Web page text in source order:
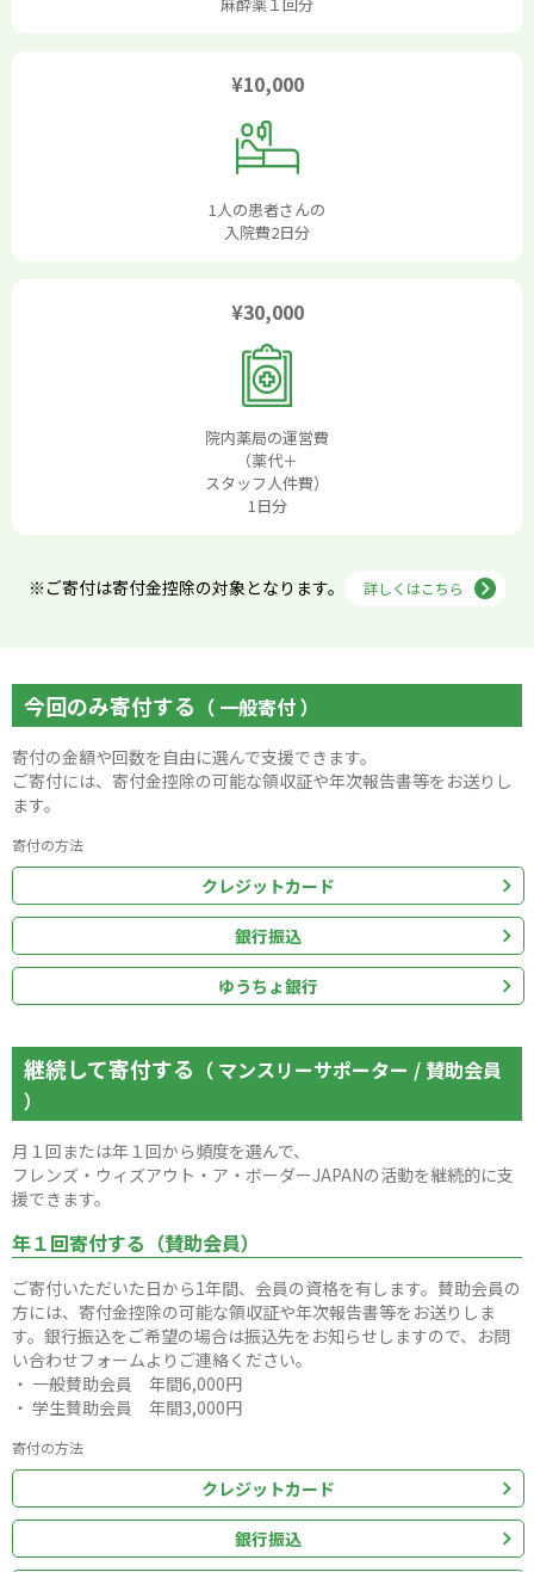
¥10,000
1人の患者さんの
入院費2日分
¥30,000
院内薬局の運営費
（薬代＋
スタッフ人件費）
1日分
※ご寄付は寄付金控除の対象となります。 詳しくはこちら
今回のみ寄付する （ 一般寄付 ）
寄付の金額や回数を自由に選んで支援できます。
ご寄付には、寄付金控除の可能な領収証や年次報告書等をお送りし
ます。
寄付の方法
クレジットカード
銀行振込
ゆうちょ銀行
継続して寄付する （ マンスリーサポーター / 賛助会員
）
月１回または年１回から頻度を選んで、
フレンズ・ウィズアウト・ア・ボーダーJAPANの活動を継続的に支
援できます。
年１回寄付する（賛助会員）
ご寄付いただいた日から1年間、会員の資格を有します。賛助会員の
方には、寄付金控除の可能な領収証や年次報告書等をお送りしま
す。銀行振込をご希望の場合は振込先をお知らせしますので、お問
い合わせフォームよりご連絡ください。
・ 一般賛助会員 年間6,000円
・ 学生賛助会員 年間3,000円
寄付の方法
クレジットカード
銀行振込